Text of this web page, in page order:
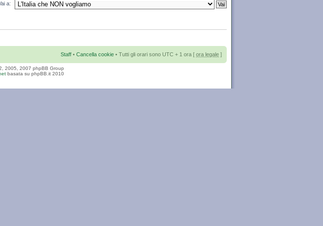
a:
Staff • Cancella cookie • Tutti gli orari sono UTC + 1 ora [ ora legale ]
2005, 2007 phpBB Group
basata su phpBB.it 2010